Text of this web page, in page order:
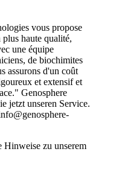
vous propose
plus haute qualité,
une équipe
de biochimites
assurons d'un coût
et extensif et
Genosphere
jetzt unseren Service.
Hinweise zu unserem